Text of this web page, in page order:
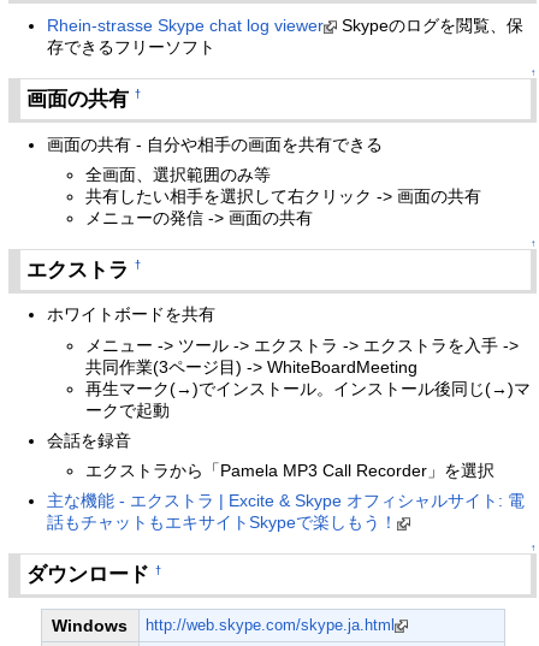
Rhein-strasse Skype chat log viewer
Skypeのログを閲覧、保
存できるフリーソフト
↑
画面の共有†
画面の共有 - 自分や相手の画面を共有できる
全画面、選択範囲のみ等
共有したい相手を選択して右クリック -> 画面の共有
メニューの発信 -> 画面の共有
↑
エクストラ†
ホワイトボードを共有
メニュー -> ツール -> エクストラ -> エクストラを入手 ->
共同作業(3ページ目) -> WhiteBoardMeeting
再生マーク(→)でインストール。インストール後同じ(→)マ
ークで起動
会話を録音
エクストラから「Pamela MP3 Call Recorder」を選択
主な機能 - エクストラ | Excite & Skype オフィシャルサイト: 電
話もチャットもエキサイトSkypeで楽しもう！
↑
ダウンロード†
Windows http://web.skype.com/skype.ja.html